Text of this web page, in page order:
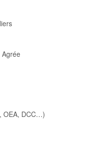
OEA, DCC…)